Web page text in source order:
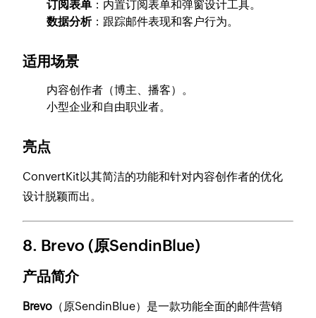
订阅表单 ：内置订阅表单和弹窗设计工具。
数据分析：跟踪邮件表现和客户行为。
适用场景
内容创作者（博主、播客）。
小型企业和自由职业者。
亮点
ConvertKit以其简洁的功能和针对内容创作者的优化
设计脱颖而出。
8. Brevo (原SendinBlue)
产品简介
Brevo （原SendinBlue）是一款功能全面的邮件营销